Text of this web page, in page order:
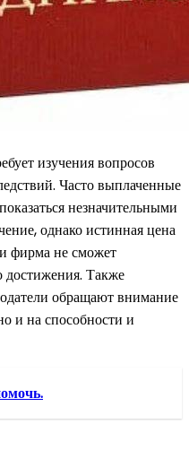
изучения вопросов
Часто выплаченные
незначительными
однако истинная цена
фирма не сможет
достижения. Также
обращают внимание
и на способности и